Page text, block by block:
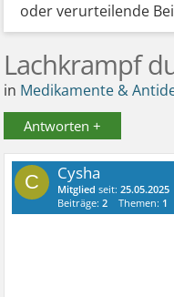
oder verurteilende
Lachkrampf
in Medikamente &
Antworten +
C Cysha
Mitglied seit:25.05.2025
Beiträge:2 Themen: 1